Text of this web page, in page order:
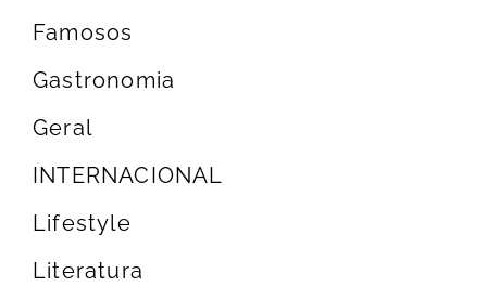
Famosos
Gastronomia
Geral
INTERNACIONAL
Lifestyle
Literatura